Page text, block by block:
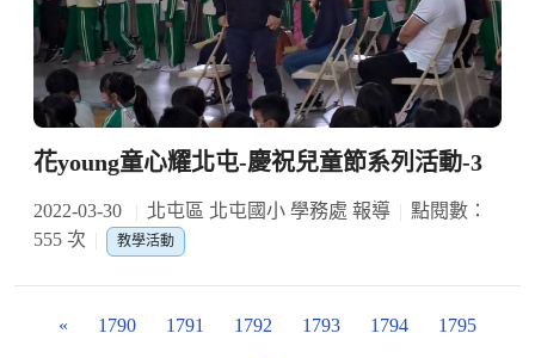
花young童心耀北屯-慶祝兒童節系列活動-3
2022-03-30 北屯區 北屯國小 學務處 報導
點閱數：
555 次
教學活動
« 1790 1791 1792 1793 1794 1795